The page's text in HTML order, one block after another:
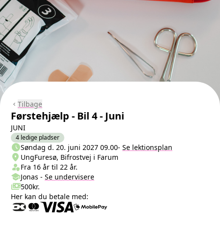
chevron_left Tilbage
Førstehjælp - Bil 4 - Juni
JUNI
4 ledige pladser
Næste lektion
scheduleSøndag d. 20. juni 2027 09.00- Se lektionsplan
Sted/Adresse
location_on UngFuresø, Bifrostvej i Farum
Klasse/Aldersbegrænsning
person_shieldFra 16 år til 22 år.
Undervisere
schoolJonas - Se undervisere
Pris
payments500kr.
Her kan du betale med: